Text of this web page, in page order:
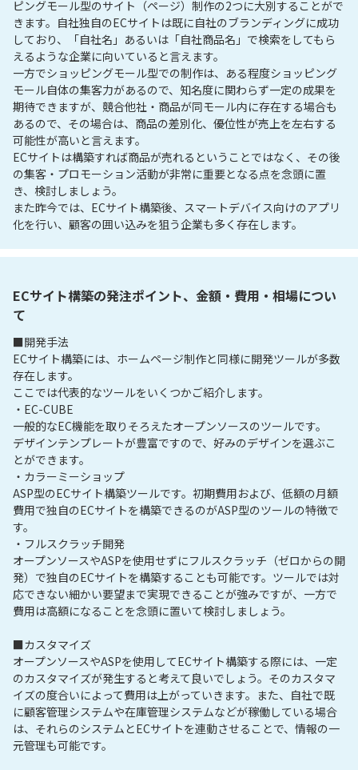
ピングモール型のサイト（ページ）制作の2つに大別することがで
きます。自社独自のECサイトは既に自社のブランディングに成功
しており、「自社名」あるいは「自社商品名」で検索をしてもら
えるような企業に向いていると言えます。
一方でショッピングモール型での制作は、ある程度ショッピング
モール自体の集客力があるので、知名度に関わらず一定の成果を
期待できますが、競合他社・商品が同モール内に存在する場合も
あるので、その場合は、商品の差別化、優位性が売上を左右する
可能性が高いと言えます。
ECサイトは構築すれば商品が売れるということではなく、その後
の集客・プロモーション活動が非常に重要となる点を念頭に置
き、検討しましょう。
また昨今では、ECサイト構築後、スマートデバイス向けのアプリ
化を行い、顧客の囲い込みを狙う企業も多く存在します。
ECサイト構築の発注ポイント、金額・費用・相場につい
て
■開発手法
ECサイト構築には、ホームページ制作と同様に開発ツールが多数
存在します。
ここでは代表的なツールをいくつかご紹介します。
・EC-CUBE
一般的なEC機能を取りそろえたオープンソースのツールです。
デザインテンプレートが豊富ですので、好みのデザインを選ぶこ
とができます。
・カラーミーショップ
ASP型のECサイト構築ツールです。初期費用および、低額の月額
費用で独自のECサイトを構築できるのがASP型のツールの特徴で
す。
・フルスクラッチ開発
オープンソースやASPを使用せずにフルスクラッチ（ゼロからの開
発）で独自のECサイトを構築することも可能です。ツールでは対
応できない細かい要望まで実現できることが強みですが、一方で
費用は高額になることを念頭に置いて検討しましょう。
■カスタマイズ
オープンソースやASPを使用してECサイト構築する際には、一定
のカスタマイズが発生すると考えて良いでしょう。そのカスタマ
イズの度合いによって費用は上がっていきます。また、自社で既
に顧客管理システムや在庫管理システムなどが稼働している場合
は、それらのシステムとECサイトを連動させることで、情報の一
元管理も可能です。